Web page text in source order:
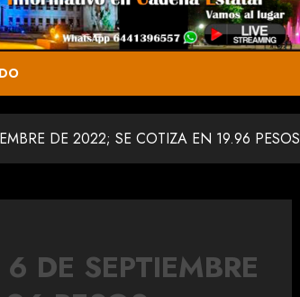
DE 2022; SE COTIZA EN 19.96 PESOS
DE SEPTIEMBRE